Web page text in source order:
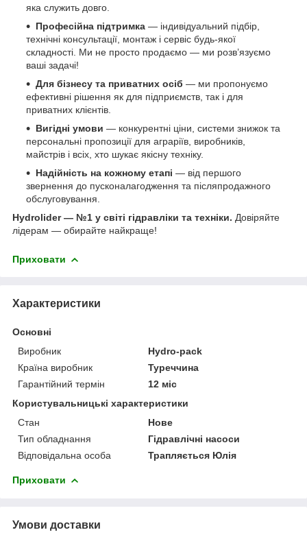
яка служить довго.
Професійна підтримка — індивідуальний підбір,
технічні консультації, монтаж і сервіс будь-якої
складності. Ми не просто продаємо — ми розв’язуємо
ваші задачі!
Для бізнесу та приватних осіб — ми пропонуємо
ефективні рішення як для підприємств, так і для
приватних клієнтів.
Вигідні умови — конкурентні ціни, системи знижок та
персональні пропозиції для аграріїв, виробників,
майстрів і всіх, хто шукає якісну техніку.
Надійність на кожному етапі — від першого
звернення до пусконалагодження та післяпродажного
обслуговування.
Hydrolider — №1 у світі гідравліки та техніки. Довіряйте
лідерам — обирайте найкраще!
Приховати
Характеристики
Основні
Виробник
Hydro-pack
Країна виробник
Туреччина
Гарантійний термін
12 міс
Користувальницькі характеристики
Стан
Нове
Тип обладнання
Гідравлічні насоси
Відповідальна особа
Трапляється Юлія
Приховати
Умови доставки